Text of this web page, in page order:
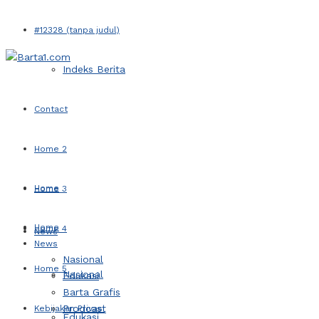
#12328 (tanpa judul)
Indeks Berita
Contact
Home 2
Home 3
Home 4
Home 5
Kebijakan Privasi
Home
News
Nasional
Home
News
Nasional
Edukasi
Barta Grafis
Prodcast